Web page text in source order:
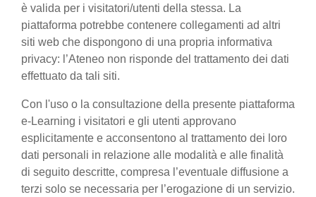
è valida per i visitatori/utenti della stessa. La
piattaforma potrebbe contenere collegamenti ad altri
siti web che dispongono di una propria informativa
privacy: l’Ateneo non risponde del trattamento dei dati
effettuato da tali siti.
Con l'uso o la consultazione della presente piattaforma
e-Learning i visitatori e gli utenti approvano
esplicitamente e acconsentono al trattamento dei loro
dati personali in relazione alle modalità e alle finalità
di seguito descritte, compresa l’eventuale diffusione a
terzi solo se necessaria per l’erogazione di un servizio.